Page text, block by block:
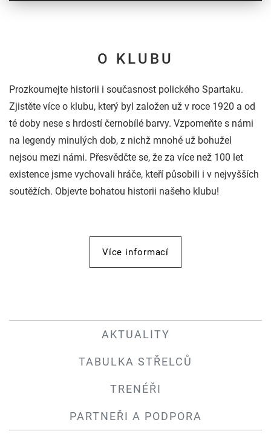
O KLUBU
Prozkoumejte historii i současnost polického Spartaku.
Zjistěte více o klubu, který byl založen už v roce 1920 a od
té doby nese s hrdostí černobílé barvy. Vzpomeňte s námi
na legendy minulých dob, z nichž mnohé už bohužel
nejsou mezi námi. Přesvědčte se, že za více než 100 let
existence jsme vychovali hráče, kteří působili i v nejvyšších
soutěžích. Objevte bohatou historii našeho klubu!
Více informací
AKTUALITY
TABULKA STŘELCŮ
TRENÉŘI
PARTNEŘI A PODPORA